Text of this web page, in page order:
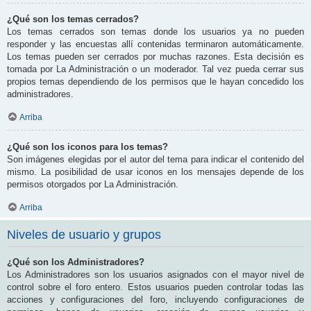
¿Qué son los temas cerrados?
Los temas cerrados son temas donde los usuarios ya no pueden
responder y las encuestas allí contenidas terminaron automáticamente.
Los temas pueden ser cerrados por muchas razones. Esta decisión es
tomada por La Administración o un moderador. Tal vez pueda cerrar sus
propios temas dependiendo de los permisos que le hayan concedido los
administradores.
Arriba
¿Qué son los iconos para los temas?
Son imágenes elegidas por el autor del tema para indicar el contenido del
mismo. La posibilidad de usar iconos en los mensajes depende de los
permisos otorgados por La Administración.
Arriba
Niveles de usuario y grupos
¿Qué son los Administradores?
Los Administradores son los usuarios asignados con el mayor nivel de
control sobre el foro entero. Estos usuarios pueden controlar todas las
acciones y configuraciones del foro, incluyendo configuraciones de